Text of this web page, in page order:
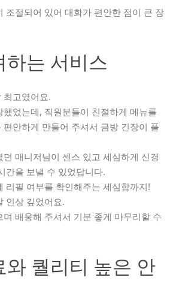
조절되어 있어 대화가 편안한 점이 큰 장
하는 서비스
최고였어요.
었는데, 직원분들이 친절하게 메뉴를
안하게 만들어 주셔서 금방 긴장이 풀
매니저님이 센스 있고 세심하게 신경
간을 보낼 수 있었답니다.
리필 여부를 확인해주는 세심함까지!
인상 깊었어요.
배웅해 주셔서 기분 좋게 마무리할 수
와 퀄리티 높은 안